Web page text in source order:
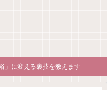
」に変える裏技を教えます